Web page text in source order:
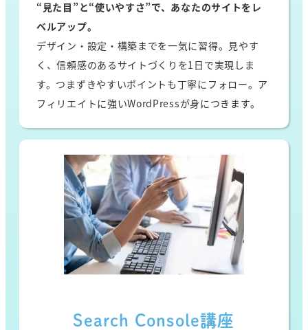
“見た目”と“使いやすさ”で、あなたのサイトをレ
ベルアップ。
デザイン・設定・構築までを一気に習得。見やす
く、信頼感のあるサイトづくりを1日で実現しま
す。つまずきやすいポイントも丁寧にフォロー。ア
フィリエイトに強いWordPressが身につきます。
Search Console講座